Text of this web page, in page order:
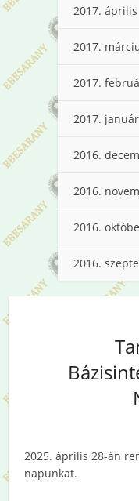
2017. április
2017.
2017.
2017. január
2016.
2016.
2016.
2016.
2025. április 28-án
napunkat.